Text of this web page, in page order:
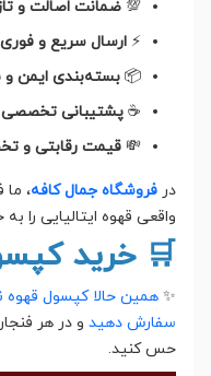
💯 ضمانت اصالت و
⚡ ارسال سریع و فوری
📦 بسته‌بندی ایمن و
☕ پشتیبانی تخصصی
💸 قیمت رقابتی و
در فروشگاه جمال کافه،
واقعی قهوه ایتالیایی را
🛒 خرید
✨ همین حالا کپسول قهوه
سفارش دهید و در هر
حس کنید.